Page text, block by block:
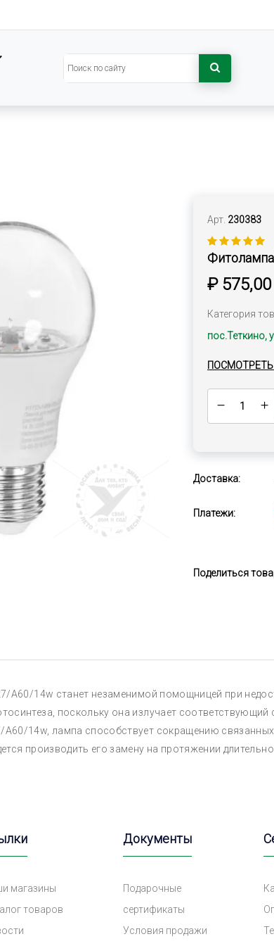
Арт. 230383
Фитолампа
₽ 575,00
Категория
пос.Теткино,
Доставка:
Платежи:
Поделиться
A60/14w станет незаменимой помощницей при
поскольку она излучает соответствующий
14w, лампа способствует сокращению связанных
производить его замену на протяжении
магазины
товаров
Документы
Подарочные
сертификаты
Условия продажи